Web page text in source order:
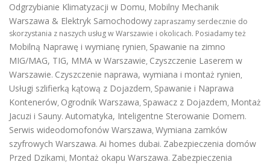
Odgrzybianie Klimatyzacji w Domu, Mobilny Mechanik
Warszawa & Elektryk Samochodowy zapraszamy serdecznie do
skorzystania z naszych usług w Warszawie i okolicach. Posiadamy też
Mobilną Naprawę i wymianę rynien, Spawanie na zimno
MIG/MAG, TIG, MMA w Warszawie, Czyszczenie Laserem w
Warszawie. Czyszczenie naprawa, wymiana i montaż rynien,
Usługi szlifierką kątową z Dojazdem, Spawanie i Naprawa
Kontenerów, Ogrodnik Warszawa, Spawacz z Dojazdem, Montaż
Jacuzi i Sauny. Automatyka, Inteligentne Sterowanie Domem.
Serwis wideodomofonów Warszawa, Wymiana zamków
szyfrowych Warszawa. Ai homes dubai. Zabezpieczenia domów
Przed Dzikami, Montaż okapu Warszawa. Zabezpieczenia